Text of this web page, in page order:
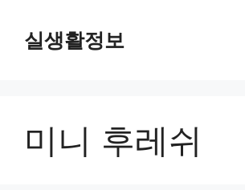
실생활정보
미니 후레쉬